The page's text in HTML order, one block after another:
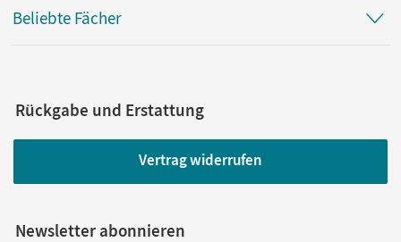
Beliebte Fächer
Rückgabe und Erstattung
Vertrag widerrufen
Newsletter abonnieren